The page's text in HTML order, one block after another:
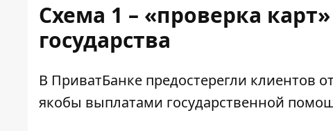
Схема 1 – «проверка
государства
В ПриватБанке предостерегли клиентов
якобы выплатами государственной